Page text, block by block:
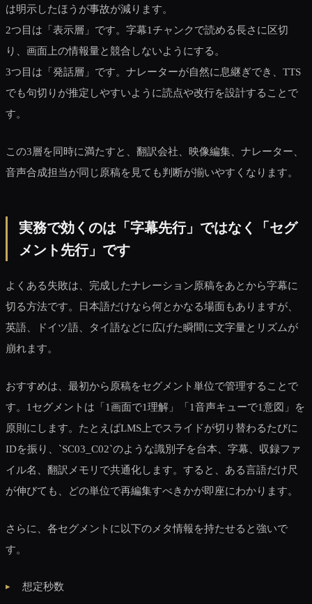
は明示したほうが事故が減ります。
2つ目は「表示層」です。字幕1チャンクで読める長さに区切
り、画面上の情報量と競合しないようにする。
3つ目は「発話層」です。ナレーターが自然に息継ぎでき、TTS
でも句切りが推定しやすいように読点や改行を設計することで
す。
この3層を同時に満たすと、翻訳会社、映像編集、ナレーター、
音声合成担当が同じ原稿を見ても判断が揃いやすくなります。
実務で効くのは「字幕先行」ではなく「セグ
メント先行」です
よくある失敗は、完成したナレーション原稿をあとから字幕に
切る方法です。日本語だけなら何とかなる場面もありますが、
英語、ドイツ語、タイ語などに広げた瞬間に文字量とリズムが
崩れます。
おすすめは、最初から原稿をセグメント単位で管理することで
す。1セグメントは「1画面で1理解」「1音声キューで1意図」を
原則にします。たとえばLMS上でスライドが切り替わるたびに
IDを振り、`SC03_C02`のような識別子を台本、字幕、収録ファ
イル名、翻訳メモリで共通化します。すると、ある言語だけ尺
が伸びても、どの単位で再編集すべきかが即座にわかります。
さらに、各セグメントに以下のメタ情報を持たせると強いで
す。
想定秒数